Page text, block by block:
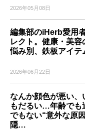
2026年05月08日
編集部のiHerb愛用
レクト。健康・美容
悩み別、鉄板アイ
2026年06月22日
なんか顔色が悪い、
もだるい…年齢でも
でもない“意外な原
隠…